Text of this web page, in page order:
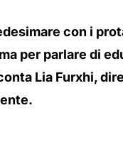
con i
per parlare di
Lia Furxhi,